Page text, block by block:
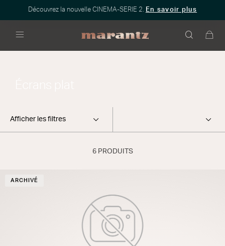
Découvrez la nouvelle CINEMA-SERIE 2. En savoir plus
Afficher les filtres
6 PRODUITS
ARCHIVÉ